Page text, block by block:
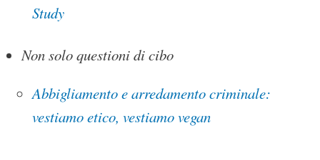
Study
Non solo questioni di cibo
Abbigliamento e arredamento criminale:
vestiamo etico, vestiamo vegan